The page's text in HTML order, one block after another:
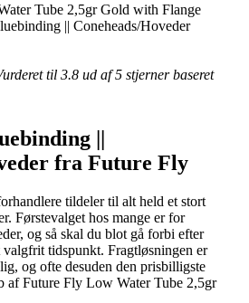
Tube 2,5gr Gold with Flange
|| Coneheads/Hoveder
til 3.8 ud af 5 stjerner baseret
||
fra Future Fly
tildeler til alt held et stort
Førstevalget hos mange er for
og så skal du blot gå forbi efter
tidspunkt. Fragtløsningen er
og ofte desuden den prisbilligste
af Future Fly Low Water Tube 2,5gr